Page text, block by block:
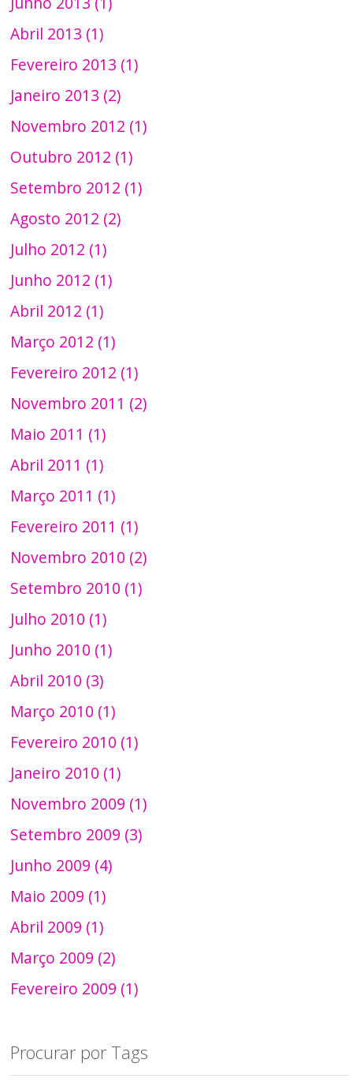
Abril 2013 (1)
Fevereiro 2013 (1)
Janeiro 2013 (2)
Novembro 2012 (1)
Outubro 2012 (1)
Setembro 2012 (1)
Agosto 2012 (2)
Julho 2012 (1)
Junho 2012 (1)
Abril 2012 (1)
Março 2012 (1)
Fevereiro 2012 (1)
Novembro 2011 (2)
Maio 2011 (1)
Abril 2011 (1)
Março 2011 (1)
Fevereiro 2011 (1)
Novembro 2010 (2)
Setembro 2010 (1)
Julho 2010 (1)
Junho 2010 (1)
Abril 2010 (3)
Março 2010 (1)
Fevereiro 2010 (1)
Janeiro 2010 (1)
Novembro 2009 (1)
Setembro 2009 (3)
Junho 2009 (4)
Maio 2009 (1)
Abril 2009 (1)
Março 2009 (2)
Fevereiro 2009 (1)
Procurar por Tags